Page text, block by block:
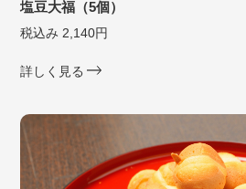
塩豆大福（5個）
税込み 2,140円
詳しく見る